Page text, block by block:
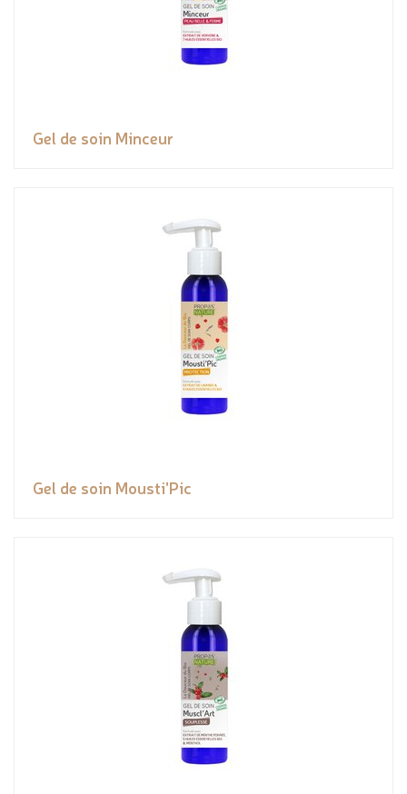
Gel de soin Minceur
Gel de soin Mousti'Pic